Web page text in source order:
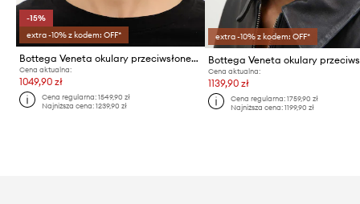
-15%
extra -10% z kodem: OFF*
Bottega Veneta okulary przeciwsłoneczne
Cena aktualna:
1049,90 zł
Cena regularna:1549,90 zł
Najniższa cena:1239,90 zł
extra -10% z kodem: OFF*
Cena aktualna:
1139,90 zł
Cena regularna: 1759,90 zł
Najniższa cena: 1199,90 zł